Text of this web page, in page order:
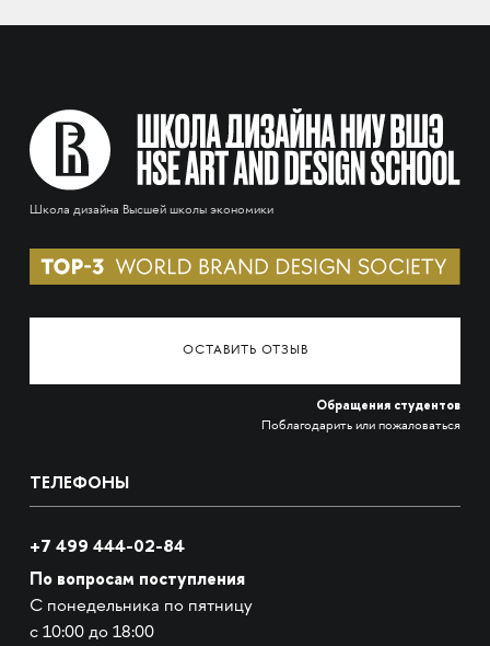
Школа дизайна Высшей школы экономики
ОСТАВИТЬ ОТЗЫВ
Обращения студентов
Поблагодарить или пожаловаться
ТЕЛЕФОНЫ
+7 499 444-02-84
По вопросам поступления
С понедельника по пятницу
с 10:00 до 18:00